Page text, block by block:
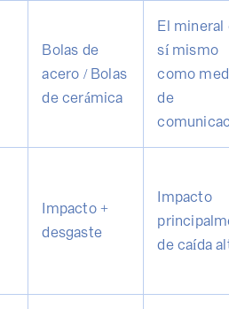
Bolas de
acero / Bolas
de cerámica
El mineral
sí mismo
como
de
Impacto +
desgaste
Impacto
de caída